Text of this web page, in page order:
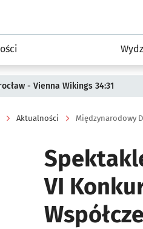
- Vienna Wikings 34:31
Aktualności Międzynarodowy
VI